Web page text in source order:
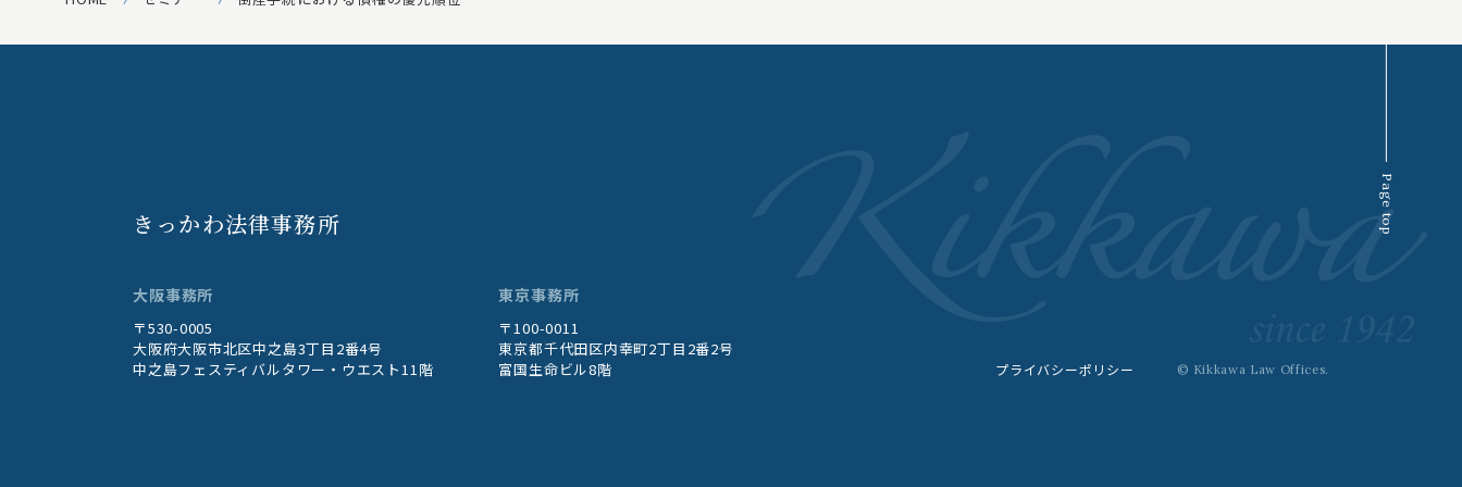
Page top
きっかわ法律事務所
大阪事務所
〒530-0005
大阪府大阪市北区中之島3丁目2番4号
中之島フェスティバルタワー・ウエスト11階
東京事務所
〒100-0011
東京都千代田区内幸町2丁目2番2号
富国生命ビル8階
プライバシーポリシー © Kikkawa Law Offices.